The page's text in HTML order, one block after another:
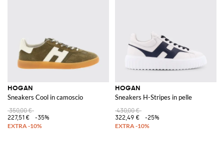
HOGAN
Sneakers Cool in camoscio
350,00 €
227,51 €
-35%
HOGAN
Sneakers H-Stripes in pelle
430,00 €
322,49 €
-25%